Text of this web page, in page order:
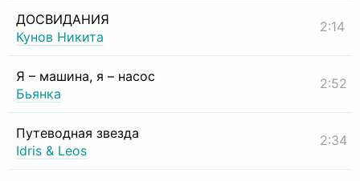
ДОСВИДАНИЯ
Кунов Никита
2:14
Я – машина, я – насос
Бьянка
2:52
Путеводная звезда
Idris & Leos
2:34